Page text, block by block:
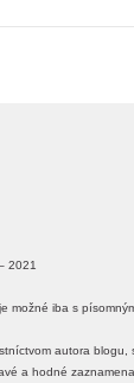
2021
možné iba s
autora
a hodné